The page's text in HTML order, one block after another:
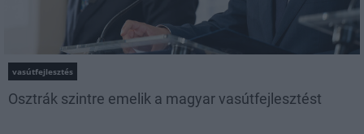
vasútfejlesztés
Osztrák szintre emelik a magyar vasútfejlesztést